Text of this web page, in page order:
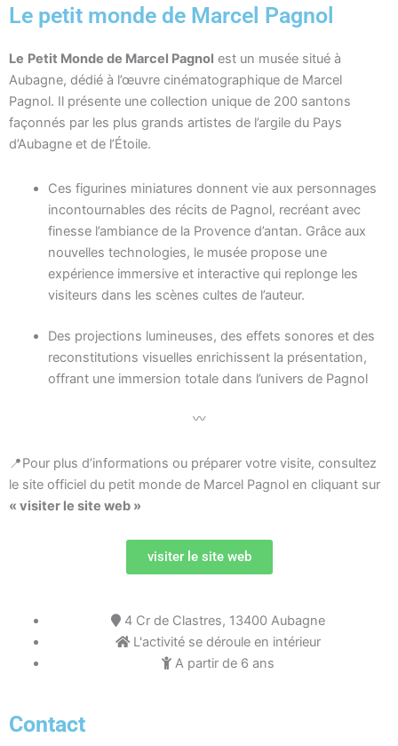
Le petit monde de Marcel Pagnol
Le Petit Monde de Marcel Pagnol est un musée situé à
Aubagne, dédié à l’œuvre cinématographique de Marcel
Pagnol. Il présente une collection unique de 200 santons
façonnés par les plus grands artistes de l’argile du Pays
d’Aubagne et de l’Étoile.
Ces figurines miniatures donnent vie aux personnages
incontournables des récits de Pagnol, recréant avec
finesse l’ambiance de la Provence d’antan. Grâce aux
nouvelles technologies, le musée propose une
expérience immersive et interactive qui replonge les
visiteurs dans les scènes cultes de l’auteur.
Des projections lumineuses, des effets sonores et des
reconstitutions visuelles enrichissent la présentation,
offrant une immersion totale dans l’univers de Pagnol
〰️
📍Pour plus d’informations ou préparer votre visite, consultez
le site officiel du petit monde de Marcel Pagnol en cliquant sur
« visiter le site web »
visiter le site web
4 Cr de Clastres, 13400 Aubagne
L'activité se déroule en intérieur
A partir de 6 ans
Contact